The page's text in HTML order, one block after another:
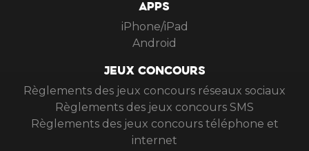
APPS
iPhone/iPad
Android
JEUX CONCOURS
Règlements des jeux concours réseaux sociaux
Règlements des jeux concours SMS
Règlements des jeux concours téléphone et
internet